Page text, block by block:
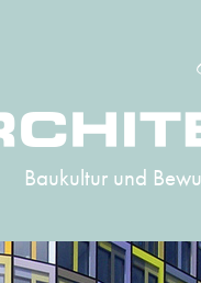
Baukultur und